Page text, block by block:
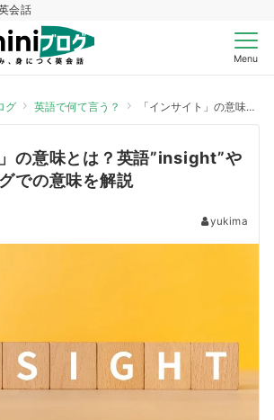
会話
Menu
グ 英語で何て言う？ 「インサイト」の意味とは？英語”insight”やマーケティングでの意味を解説
」の意味とは？英語”insight”や
での意味を解説
yukima